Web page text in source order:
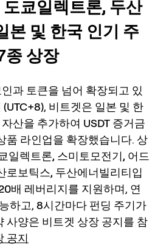
도쿄일렉트론, 두산
본 및 한국 인기 주
종 상장
과 토큰을 넘어 확장되고 있
, 비트겟은 일본 및 한
산을 추가하여 USDT 증거금
품 라인업을 확장했습니다. 상
일렉트론, 스미토모전기, 어드
로보틱스, 두산에너빌리티입
배 레버리지를 지원하며, 연
하고, 8시간마다 펀딩 주기가
사양은 비트겟 상장 공지를 참
공지